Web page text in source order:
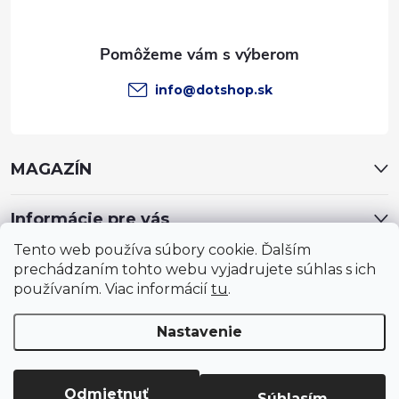
Tento web používa súbory cookie. Ďalším
prechádzaním tohto webu vyjadrujete súhlas s ich
používaním. Viac informácií tu.
Nastavenie
Odmietnuť
info@dotshop.sk
MAGAZÍN
Informácie pre vás
Copyright 2026DotShop - všetko pre záhradu, dom, chovateľa,
. Všetky práva vyhradené.Upraviť nastavenie cookies